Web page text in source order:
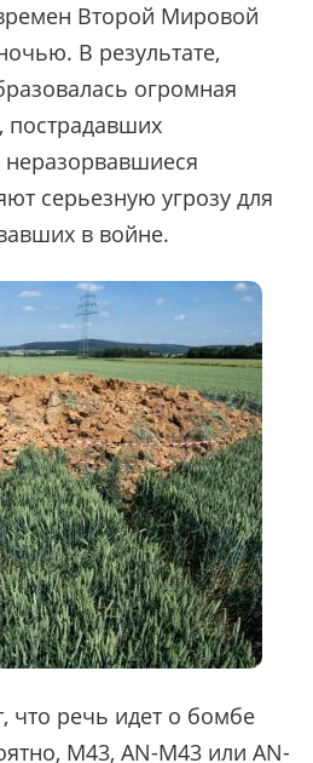
Второй Мировой
В результате,
огромная
пострадавших
неразорвавшиеся
серьезную угрозу для
в войне.
что речь идет о бомбе
М43, AN-M43 или AN-